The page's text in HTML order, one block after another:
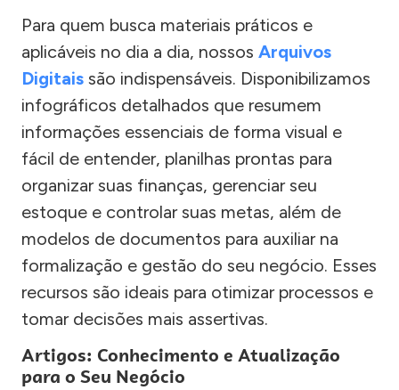
Para quem busca materiais práticos e
aplicáveis no dia a dia, nossos Arquivos
Digitais são indispensáveis. Disponibilizamos
infográficos detalhados que resumem
informações essenciais de forma visual e
fácil de entender, planilhas prontas para
organizar suas finanças, gerenciar seu
estoque e controlar suas metas, além de
modelos de documentos para auxiliar na
formalização e gestão do seu negócio. Esses
recursos são ideais para otimizar processos e
tomar decisões mais assertivas.
Artigos: Conhecimento e Atualização
para o Seu Negócio